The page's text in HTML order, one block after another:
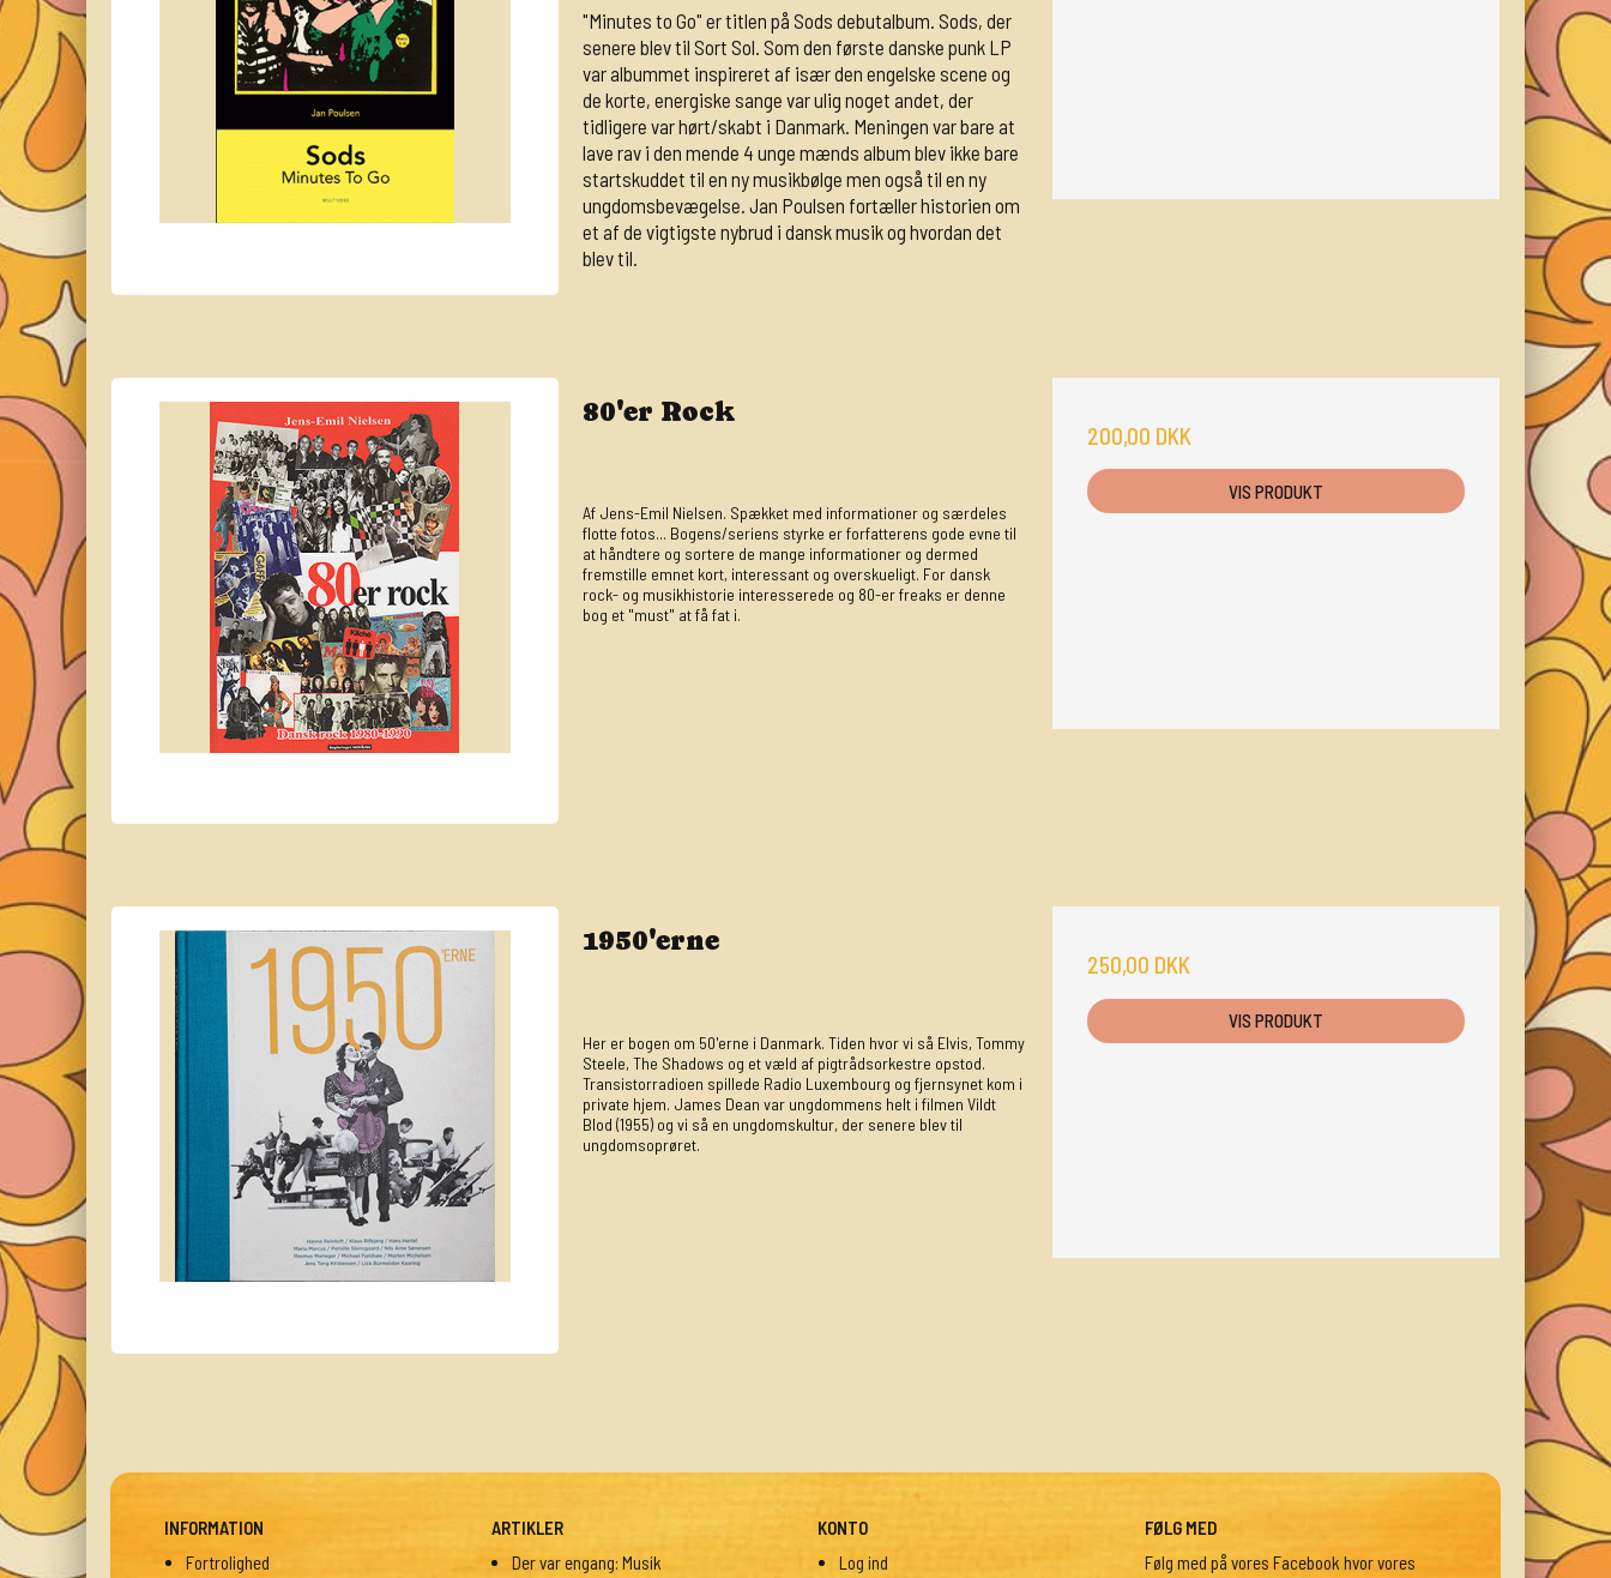
"Minutes to Go" er titlen på Sods debutalbum. Sods, der
senere blev til Sort Sol. Som den første danske punk LP
var albummet inspireret af især den engelske scene og
de korte, energiske sange var ulig noget andet, der
tidligere var hørt/skabt i Danmark. Meningen var bare at
lave rav i den mende 4 unge mænds album blev ikke bare
startskuddet til en ny musikbølge men også til en ny
ungdomsbevægelse. Jan Poulsen fortæller historien om
et af de vigtigste nybrud i dansk musik og hvordan det
blev til.
80'er Rock
Af Jens-Emil Nielsen. Spækket med informationer og særdeles
flotte fotos... Bogens/seriens styrke er forfatterens gode evne til
at håndtere og sortere de mange informationer og dermed
fremstille emnet kort, interessant og overskueligt. For dansk
rock- og musikhistorie interesserede og 80-er freaks er denne
bog et "must" at få fat i.
200,00 DKK
VIS PRODUKT
1950'erne
Her er bogen om 50'erne i Danmark. Tiden hvor vi så Elvis, Tommy
Steele, The Shadows og et væld af pigtrådsorkestre opstod.
Transistorradioen spillede Radio Luxembourg og fjernsynet kom i
private hjem. James Dean var ungdommens helt i filmen Vildt
Blod (1955) og vi så en ungdomskultur, der senere blev til
ungdomsoprøret.
250,00 DKK
VIS PRODUKT
INFORMATION
Fortrolighed
ARTIKLER
Der var engang: Musik
KONTO
Log ind
FØLG MED
Følg med på vores Facebook hvor vores